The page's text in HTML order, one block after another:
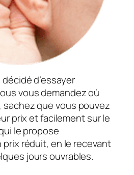
d’essayer
vous demandez où
sachez que vous pouvez
prix et facilement sur le
le propose
réduit, en le recevant
jours ouvrables.